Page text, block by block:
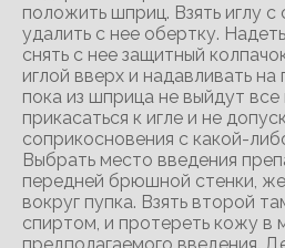
положить шприц. Взять иглу
удалить с нее обертку.
снять с нее защитный
иглой вверх и надавливать
пока из шприца не выйдут все
прикасаться к игле и не
соприкосновения с какой-
Выбрать место введения
передней брюшной стенки,
вокруг пупка. Взять второй
спиртом, и протереть кожу в